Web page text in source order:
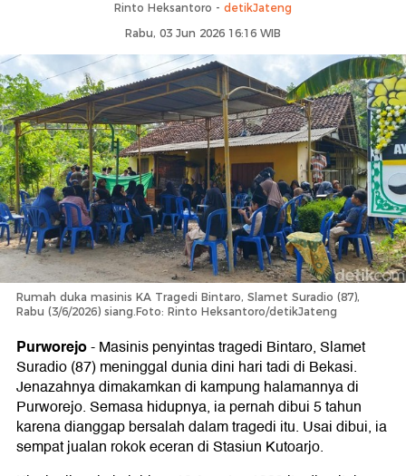
Rinto Heksantoro - detikJateng
Rabu, 03 Jun 2026 16:16 WIB
Rumah duka masinis KA Tragedi Bintaro, Slamet Suradio (87),
Rabu (3/6/2026) siang.Foto: Rinto Heksantoro/detikJateng
Purworejo-Masinis penyintas tragedi Bintaro, Slamet
Suradio (87) meninggal dunia dini hari tadi di Bekasi.
Jenazahnya dimakamkan di kampung halamannya di
Purworejo. Semasa hidupnya, ia pernah dibui 5 tahun
karena dianggap bersalah dalam tragedi itu. Usai dibui, ia
sempat jualan rokok eceran di Stasiun Kutoarjo.